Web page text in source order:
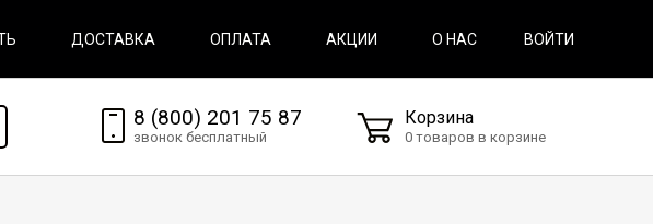
ДОСТАВКА ОПЛАТА АКЦИИ О НАС ВОЙТИ
8 (800) 201 75 87
звонок бесплатный
Корзина
0 товаров в корзине